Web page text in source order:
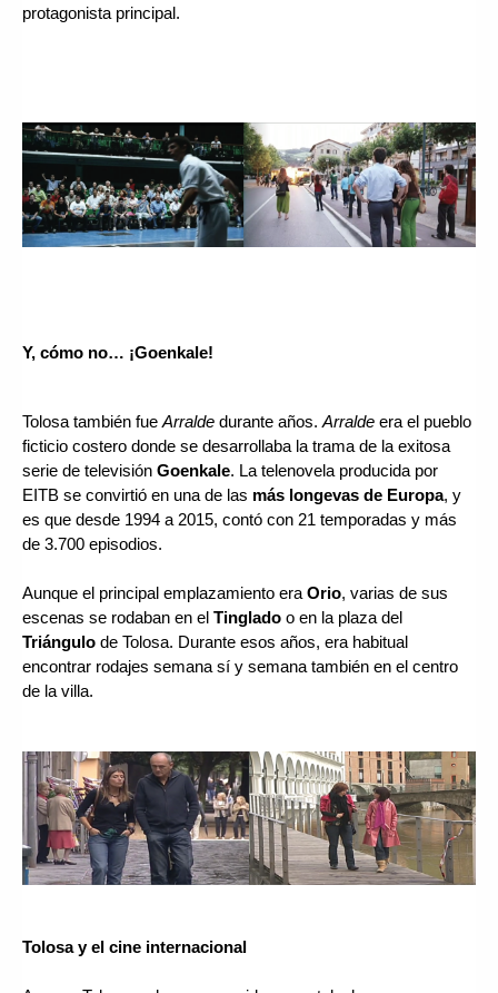
protagonista principal.
Y, cómo no… ¡Goenkale!
Tolosa también fue Arralde durante años. Arralde era el pueblo
ficticio costero donde se desarrollaba la trama de la exitosa
serie de televisión Goenkale. La telenovela producida por
EITB se convirtió en una de las más longevas de Europa, y
es que desde 1994 a 2015, contó con 21 temporadas y más
de 3.700 episodios.
Aunque el principal emplazamiento era Orio, varias de sus
escenas se rodaban en el Tinglado
Triángulo de Tolosa. Durante esos años, era habitual
encontrar rodajes semana sí y semana también en el centro
de la villa.
Tolosa y el cine internacional